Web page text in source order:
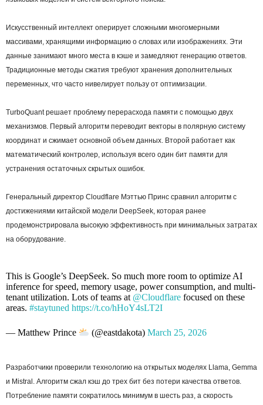
Искусственный интеллект оперирует сложными многомерными
массивами, хранящими информацию о словах или изображениях. Эти
данные занимают много места в кэше и замедляют генерацию ответов.
Традиционные методы сжатия требуют хранения дополнительных
переменных, что часто нивелирует пользу от оптимизации.
TurboQuant решает проблему перерасхода памяти с помощью двух
механизмов. Первый алгоритм переводит векторы в полярную систему
координат и сжимает основной объем данных. Второй работает как
математический контролер, используя всего один бит памяти для
устранения остаточных скрытых ошибок.
Генеральный директор Cloudflare Мэттью Принс сравнил алгоритм с
достижениями китайской модели DeepSeek, которая ранее
продемонстрировала высокую эффективность при минимальных затратах
на оборудование.
This is Google’s DeepSeek. So much more room to optimize AI
inference for speed, memory usage, power consumption, and multi-
tenant utilization. Lots of teams at @Cloudflare focused on these
areas. #staytuned https://t.co/hHoY4sLT2I
— Matthew Prince (@eastdakota)March 25, 2026
Разработчики проверили технологию на открытых моделях Llama, Gemma
и Mistral. Алгоритм сжал кэш до трех бит без потери качества ответов.
Потребление памяти сократилось минимум в шесть раз, а скорость